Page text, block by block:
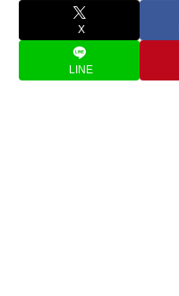
X
LINE